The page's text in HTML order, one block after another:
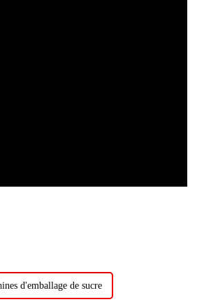
d'emballage de sucre